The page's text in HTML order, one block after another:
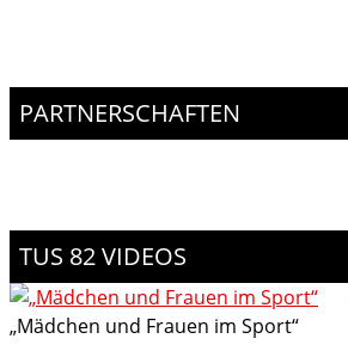
PARTNERSCHAFTEN
TUS 82 VIDEOS
„Mädchen und Frauen im Sport“